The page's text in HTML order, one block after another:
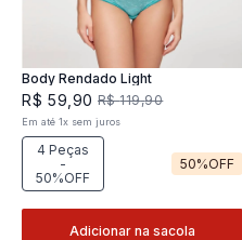
Body Rendado Light
R$ 59 90 R$ 119,90
Em até1x sem juros
4 Peças
-
50%OFF
50%OFF
Adicionar na sacola